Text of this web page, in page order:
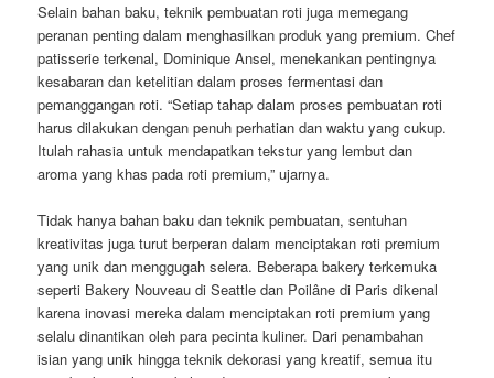
Selain bahan baku, teknik pembuatan roti juga memegang
peranan penting dalam menghasilkan produk yang premium. Chef
patisserie terkenal, Dominique Ansel, menekankan pentingnya
kesabaran dan ketelitian dalam proses fermentasi dan
pemanggangan roti. “Setiap tahap dalam proses pembuatan roti
harus dilakukan dengan penuh perhatian dan waktu yang cukup.
Itulah rahasia untuk mendapatkan tekstur yang lembut dan
aroma yang khas pada roti premium,” ujarnya.
Tidak hanya bahan baku dan teknik pembuatan, sentuhan
kreativitas juga turut berperan dalam menciptakan roti premium
yang unik dan menggugah selera. Beberapa bakery terkemuka
seperti Bakery Nouveau di Seattle dan Poilâne di Paris dikenal
karena inovasi mereka dalam menciptakan roti premium yang
selalu dinantikan oleh para pecinta kuliner. Dari penambahan
isian yang unik hingga teknik dekorasi yang kreatif, semua itu